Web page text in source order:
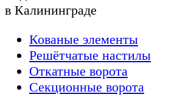
в Калининграде
Кованые элементы
Решётчатые настилы
Откатные ворота
Секционные ворота